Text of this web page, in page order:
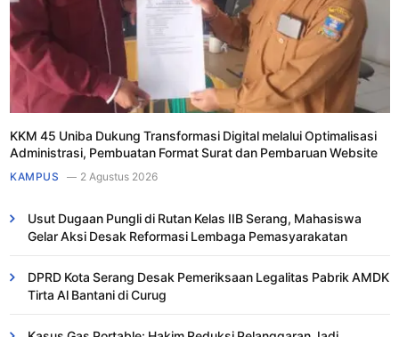
KKM 45 Uniba Dukung Transformasi Digital melalui Optimalisasi
Administrasi, Pembuatan Format Surat dan Pembaruan Website
KAMPUS 2 Agustus 2026
Usut Dugaan Pungli di Rutan Kelas IIB Serang, Mahasiswa
Gelar Aksi Desak Reformasi Lembaga Pemasyarakatan
DPRD Kota Serang Desak Pemeriksaan Legalitas Pabrik AMDK
Tirta Al Bantani di Curug